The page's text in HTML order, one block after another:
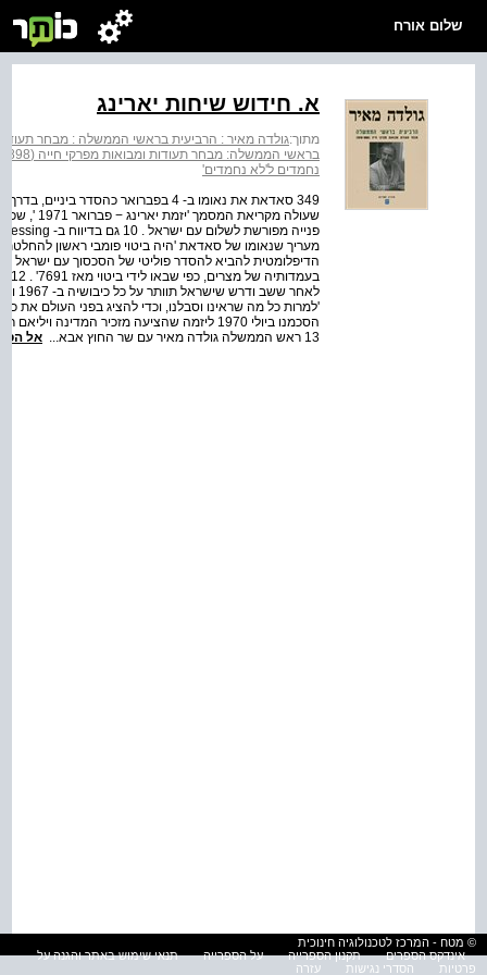
שלום אורח
א. חידוש שיחות יארינג
מתוך:גולדה מאיר : הרביעית בראשי הממשלה : מבחר תעודות
בראשי הממשלה: מבחר תעודות ומבואות מפרקי חייה (1978-1898)
נחמדים ל'לא נחמדים'
שעולה
מעריך שנאומו של סאדאת 'היה ביטוי פומבי ראשון
הדיפלומטית להביא להסדר פוליטי של הסכסוך עם ישראל
'למרות כל מה שראינו וסבלנו, וכדי להציג בפני העולם את
הסכמנו ביולי 1970 ליזמה שהציעה מזכיר
13 ראש הממשלה גולדה מאיר עם שר החוץ אבא...
אל
© מטח - המרכז לטכנולוגיה חינוכית
אינדקס הספרים
תקנון הספרייה על הספרייה
תנאי שימוש באתר והגנה על
פרטיות
הסדרי נגישות עזרה